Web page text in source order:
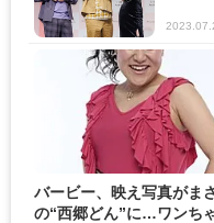
バービー、映え写真がま
の“西郷どん”に…ワンち